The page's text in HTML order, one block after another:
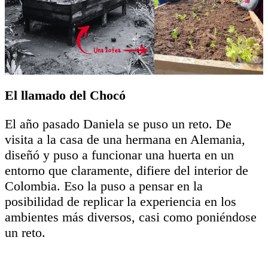
El llamado del Chocó
El año pasado Daniela se puso un reto. De
visita a la casa de una hermana en Alemania,
diseñó y puso a funcionar una huerta en un
entorno que claramente, difiere del interior de
Colombia. Eso la puso a pensar en la
posibilidad de replicar la experiencia en los
ambientes más diversos, casi como poniéndose
un reto.